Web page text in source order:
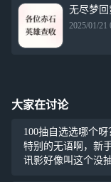
无尽梦
2025/01/21
大家在讨论
100抽自选选哪个
特别的无语啊，新
讯影好像叫这个没